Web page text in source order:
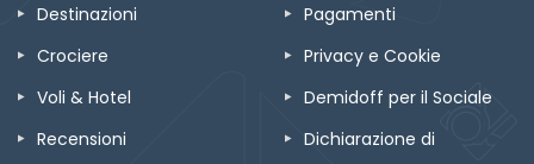
Destinazioni
Crociere
Voli & Hotel
Recensioni
Pagamenti
Privacy e Cookie
Demidoff per il Sociale
Dichiarazione di